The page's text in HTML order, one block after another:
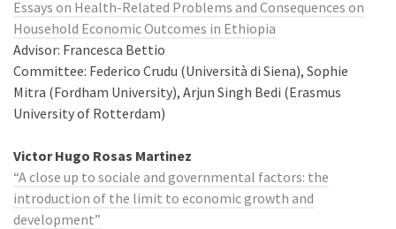
Essays on Health-Related Problems and Consequences on
Household Economic Outcomes in Ethiopia
Advisor: Francesca Bettio
Committee: Federico Crudu (Università di Siena), Sophie
Mitra (Fordham University), Arjun Singh Bedi (Erasmus
University of Rotterdam)
Victor Hugo Rosas Martinez
“A close up to sociale and governmental factors: the
introduction of the limit to economic growth and
development”